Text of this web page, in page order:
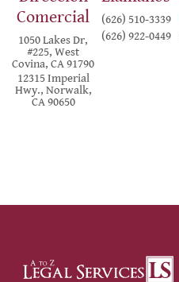
Comercial
1050 Lakes Dr,
#225, West
Covina, CA 91790
12315 Imperial
Hwy., Norwalk,
CA 90650
(626) 510-3339
(626) 922-0449